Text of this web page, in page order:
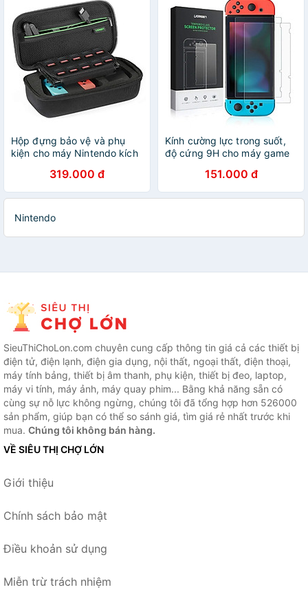
Hộp đựng bảo vệ và phụ
kiện cho máy Nintendo kích
ACC50275LP145 Hàng
chính hãng
319.000 đ
Kính cường lực trong suốt,
độ cứng 9H cho máy game
Ugreen ACC50728LP153
Hàng chính hãng
151.000 đ
Nintendo
SieuThiChoLon.com chuyên cung cấp thông tin giá cả các thiết bị
điện tử, điện lạnh, điện gia dụng, nội thất, ngoại thất, điện thoại,
máy tính bảng, thiết bị âm thanh, phụ kiện, thiết bị đeo, laptop,
máy vi tính, máy ảnh, máy quay phim... Bằng khả năng sẵn có
cùng sự nỗ lực không ngừng, chúng tôi đã tổng hợp hơn 526000
sản phẩm, giúp bạn có thể so sánh giá, tìm giá rẻ nhất trước khi
mua. Chúng tôi không bán hàng.
VỀ SIÊU THỊ CHỢ LỚN
Giới thiệu
Chính sách bảo mật
Điều khoản sử dụng
Miễn trừ trách nhiệm